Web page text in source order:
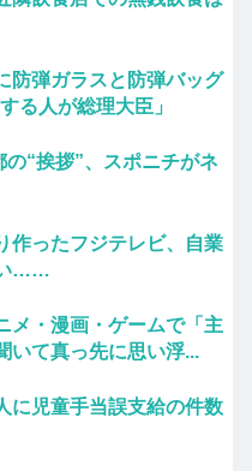
防弾ガラスと防弾バッグ
る人が総理大臣」
“挨拶”、スポニチがネ
作ったフジテレビ、自業
い……
メ・漫画・ゲームで「主
いて真っ先に思い浮...
に児童手当誤支給の件数